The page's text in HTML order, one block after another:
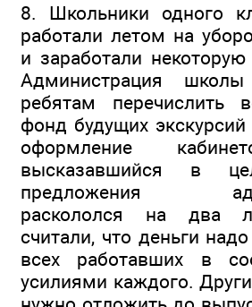
8. Школьники одного
работали летом на
и заработали
Администрация
ребятам перечислить
фонд будущих
оформление
высказавшийся в
предложения
раскололся на два
считали, что деньги
всех работавших в
усилиями каждого.